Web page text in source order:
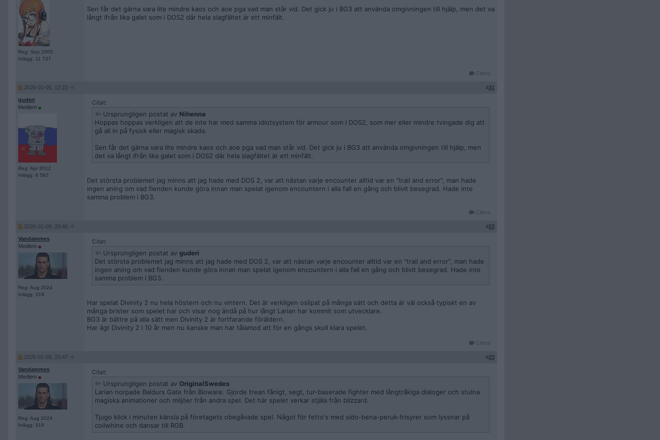
Reg: Sep 2005
Inlägg: 11 737
Sen får det gärna vara lite mindre kaos och aoe pga vad man står vid. Det gick ju i BG3 att använda omgivningen till hjälp, men det va
långt ifrån lika galet som i DOS2 där hela slagfältet är ett minfält.
Citera
2026-01-05, 12:22 #21
guderi
Medlem
Reg: Apr 2012
Inlägg: 6 562
Citat:
Ursprungligen postat av Nihenna
Hoppas hoppas verkligen att de inte har med samma idiotsystem för armour som I DOS2, som mer eller mindre tvingade dig att
gå all in på fysisk eller magisk skada.
Sen får det gärna vara lite mindre kaos och aoe pga vad man står vid. Det gick ju i BG3 att använda omgivningen till hjälp, men
det va långt ifrån lika galet som i DOS2 där hela slagfältet är ett minfält.
Det största problemet jag minns att jag hade med DOS 2, var att nästan varje encounter alltid var en "trail and error", man hade
ingen aning om vad fienden kunde göra innan man spelat igenom encountern i alla fall en gång och blivit besegrad. Hade inte
samma problem i BG3.
Citera
2026-01-09, 20:46 #22
Vandammes
Medlem
Reg: Aug 2024
Inlägg: 319
Citat:
Ursprungligen postat av guderi
Det största problemet jag minns att jag hade med DOS 2, var att nästan varje encounter alltid var en "trail and error", man hade
ingen aning om vad fienden kunde göra innan man spelat igenom encountern i alla fall en gång och blivit besegrad. Hade inte
samma problem i BG3.
Har spelat Divinity 2 nu hela höstern och nu vintern. Det är verkligen oslipat på många sätt och detta är väl också typiskt en av
många brister som spelet har och visar nog ändå på hur långt Larian har kommit som utvecklare.
BG3 är bättre på alla sätt men DIvinity 2 är fortfarande föräldern.
Har ägt Divinity 2 i 10 år men nu kanske man har tålamod att för en gångs skull klara spelet.
Citera
2026-01-09, 20:47 #23
Vandammes
Medlem
Reg: Aug 2024
Inlägg: 319
Citat:
Ursprungligen postat av OriginalSwedes
Larian norpade Baldurs Gate från Bioware. Gjorde trean fånigt, segt, tur-baserade fighter med långtråkiga dialoger och stulna
magiska animationer och miljöer från andra spel. Det här spelet verkar stjäla från blizzard.
Tjugo klick i minuten känsla på företagets obegåvade spel. Något för fetto's med sido-bena-peruk-frisyrer som lyssnar på
coilwhine och dansar till RGB.